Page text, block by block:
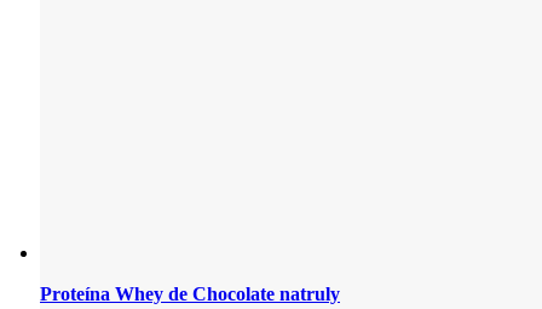
Proteína Whey de Chocolate natruly